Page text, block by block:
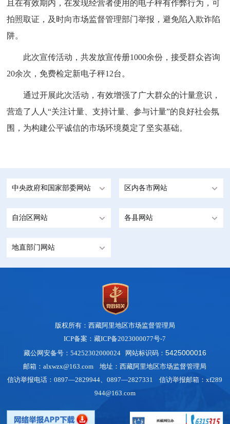
且在有效期内，在发现经营者使用的电子秤有作弊行为，可
拍照取证，及时向市场监督管理部门举报，避免陷入欺诈陷
阱。
此次宣传活动，共发放宣传册1000余份，接受群众咨询
20余次，免费检定新电子秤12台。
通过开展此次活动，有效增强了广大群众的计量意识，
营造了人人“关注计量、支持计量、参与计量”的良好社会氛
围，为构建公平诚信的市场环境奠定了坚实基础。
中央政府和国家部委网站 区内各市网站
自治区网站 各县网站
地直部门网站
版权所有：西藏阿里地区市场监督管理局
ICP备案：藏ICP备2023000077号-7
藏公网安备号：54252302000024 网站标识码： 5425000016
邮箱：alxwzx@163.com 地址：西藏阿里地区市场监督管理局
信访举报电话：0897—2829944、0897—2827331 信访举报邮箱：xf289
944@163.com